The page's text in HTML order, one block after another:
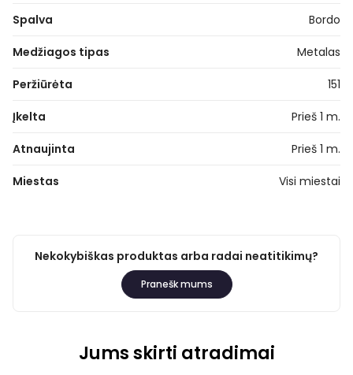
Spalva Bordo
Medžiagos tipas Metalas
Peržiūrėta 151
Įkelta Prieš 1 m.
Atnaujinta Prieš 1 m.
Miestas Visi miestai
Nekokybiškas produktas arba radai neatitikimų?
Pranešk mums
Jums skirti atradimai